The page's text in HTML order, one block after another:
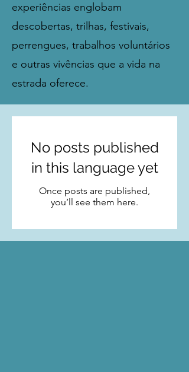
experiências englobam
descobertas, trilhas, festivais,
perrengues, trabalhos voluntários
e outras vivências que a vida na
estrada oferece.
No posts published
in this language yet
Once posts are published,
you’ll see them here.